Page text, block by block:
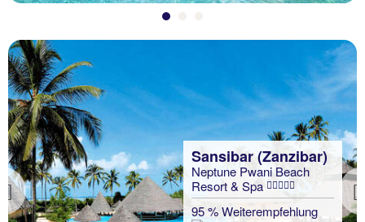
Previous
Sansibar (Zanzibar)
Neptune Pwani Beach
Resort & Spa
95 % Weiterempfehlung